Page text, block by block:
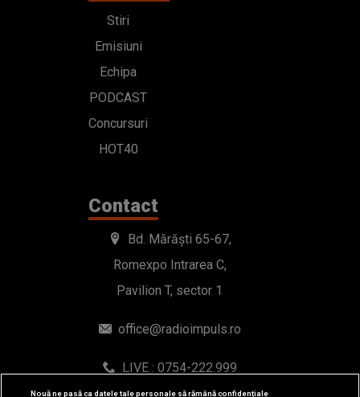
Stiri
Emisiuni
Echipa
PODCAST
Concursuri
HOT40
Contact
Bd. Mărăști 65-67,
Romexpo Intrarea C,
Pavilion T, sector 1
office@radioimpuls.ro
LIVE : 0754-222.999
WhatsApp: 0754-222.999
Nouă ne pasă ca datele tale personale să rămână confidențiale